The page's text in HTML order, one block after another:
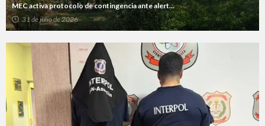
MEC activa protocolo de contingencia ante alert...
31 de julio de 2026